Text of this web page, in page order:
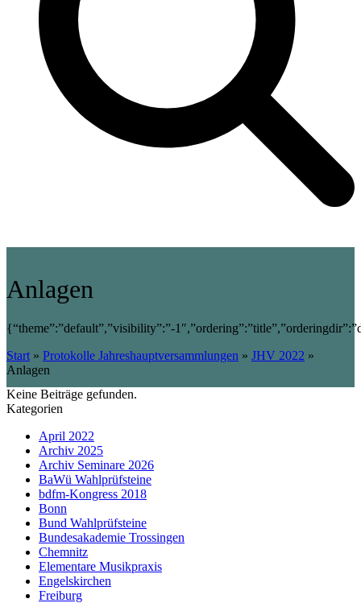
Anlagen
{“theme”:”default”,”visibility”:”-
Start » Protokolle Jahreshauptversammlungen » JHV 2022 »
Anlagen
Keine Beiträge gefunden.
Kategorien
April 2022
Archiv 2025
Archiv Seminare 2026
BaWü Wahlprüfsteine
bdfm-Kongress 2018
Bonn
Bund Wahlprüfsteine
Bundesakademie Trossingen
Chemnitz
Elementare Musikpraxis
Engelskirchen
Freiburg